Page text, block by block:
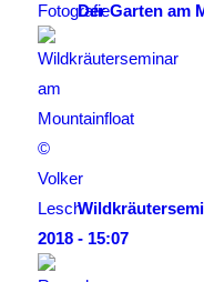
Der Garten am
2018 - 15:07